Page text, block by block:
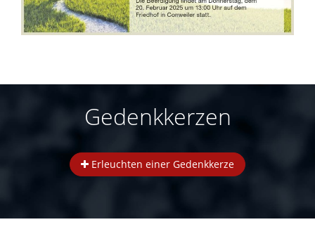
Gedenkkerzen
Erleuchten einer Gedenkkerze